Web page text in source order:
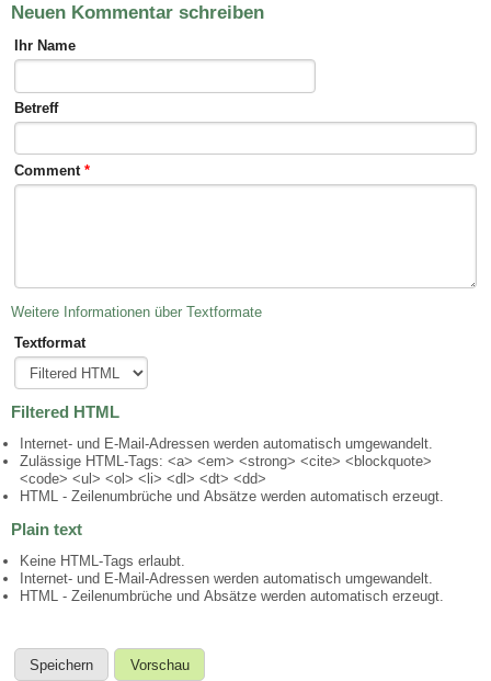
Neuen Kommentar schreiben
Ihr Name
Betreff
Comment *
Weitere Informationen über Textformate
Textformat
Filtered HTML
Internet- und E-Mail-Adressen werden automatisch umgewandelt.
Zulässige HTML-Tags: <a> <em> <strong> <cite> <blockquote>
<code> <ul> <ol> <li> <dl> <dt> <dd>
HTML - Zeilenumbrüche und Absätze werden automatisch erzeugt.
Plain text
Keine HTML-Tags erlaubt.
Internet- und E-Mail-Adressen werden automatisch umgewandelt.
HTML - Zeilenumbrüche und Absätze werden automatisch erzeugt.